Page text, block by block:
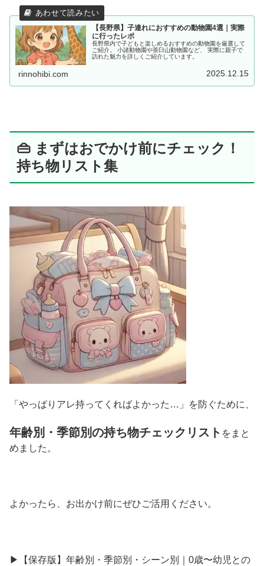
【長野県】子連れにおすすめの動物園4選｜実際
に行ったレポ
長野県内で子どもと楽しめるおすすめの動物園を厳選して
ご紹介。 小諸動物園や茶臼山動物園など、 実際に親子で
訪れた魅力を詳しくご紹介しています。
rinnohibi.com 2025.12.15
👜 まずはおでかけ前にチェック！
持ち物リスト集
「やっぱりアレ持ってくればよかった…」を防ぐために、
年齢別・季節別の持ち物チェックリスト をまと
めました。
よかったら、お出かけ前にぜひご活用ください。
▶︎【保存版】年齢別・季節別・シーン別｜0歳〜幼児との